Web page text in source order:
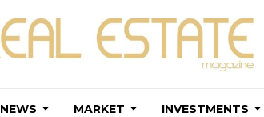
NEWS MARKET INVESTMENTS